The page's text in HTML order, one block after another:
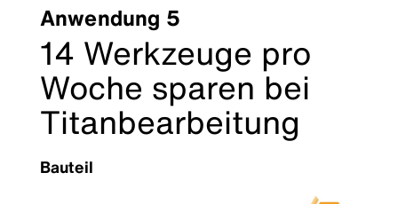
Anwendung 5
14 Werkzeuge pro
Woche sparen bei
Titanbearbeitung
Bauteil